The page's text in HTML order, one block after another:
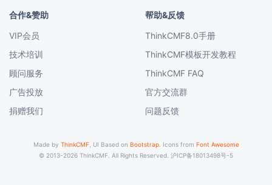
合作&赞助
VIP会员
技术培训
顾问服务
广告投放
捐赠我们
帮助&反馈
ThinkCMF8.0手册
ThinkCMF模板开发教程
ThinkCMF FAQ
官方交流群
问题反馈
Made by ThinkCMF, UI Based on Bootstrap. Icons from Font Awesome
© 2013-2026 ThinkCMF. All Rights Reserved. 沪ICP备18013498号-5